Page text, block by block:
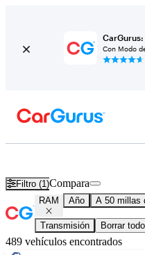
Con Modo
Filtro (1)Compara
RAM Año A 50 millas
Transmisión Borrar todo
489 vehículos encontrados